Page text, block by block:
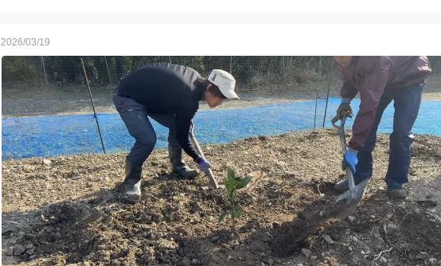
昨年は不作により少数のみの販売となりましたが、今年は無事皆様のお手元に届けられそ
うです！
ぜひ楽しみにしていてください！
2026/03/19